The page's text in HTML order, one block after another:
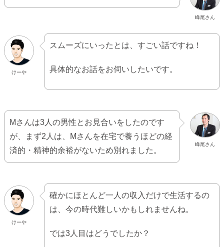
峰尾さん
けーや
スムーズにいったとは、すごい話ですね！
具体的なお話をお伺いしたいです。
峰尾さん
Mさんは3人の男性とお見合いをしたのです
が、まず2人は、Mさんを在宅で養うほどの経
済的・精神的余裕がないため別れました。
けーや
確かにほとんど一人の収入だけで生活するの
は、今の時代難しいかもしれませんね。
では3人目はどうでしたか？